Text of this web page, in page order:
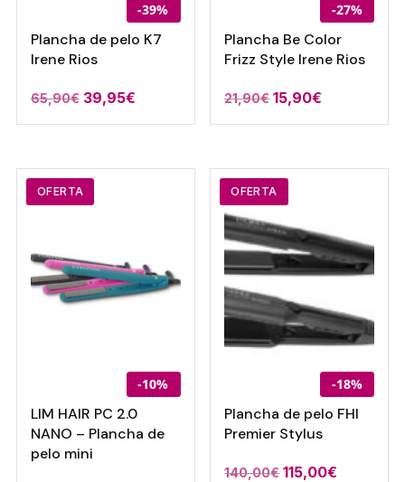
-39%
Plancha de pelo K7
Irene Rios
65,90€ El
precio
era:
65,90€.
39,95€El
precio
es:
-27%
Plancha Be Color
Frizz Style Irene Rios
21,90€ El
precio
era:
21,90€.
15,90€
precio
es:
OFERTA
-10%
LIM HAIR PC 2.0
NANO – Plancha de
pelo mini
OFERTA
-18%
Plancha de pelo FHI
Premier Stylus
140,00€ El
115,00€